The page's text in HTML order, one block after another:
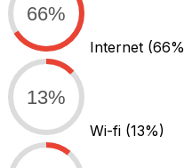
66%
Internet
13%
Wi-fi (13%)